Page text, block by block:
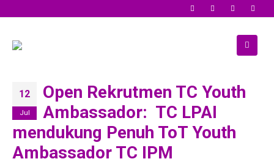
12
Jul
Open Rekrutmen TC Youth
Ambassador: TC LPAI
mendukung Penuh ToT Youth
Ambassador TC IPM